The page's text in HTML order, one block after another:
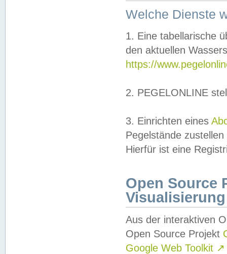
Welche Dienste
1. Eine tabellarische
den aktuellen
https://
2. PEGELONLINE
3. Einrichten eines
Pegelstände
Hierfür ist eine
Open Source
Visualisierung
Aus der interaktiven
Open Source Projekt
Google Web Toolkit ↗